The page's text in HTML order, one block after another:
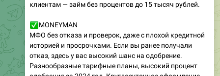
клиентам — займ без процентов до 15 тысяч рублей.
MONEYMAN
МФО без отказа и проверок, даже с плохой кредитной
историей и просрочками. Если вы ранее получали
отказ, здесь у вас высокий шанс на одобрение.
Разнообразные тарифные планы, высокий процент